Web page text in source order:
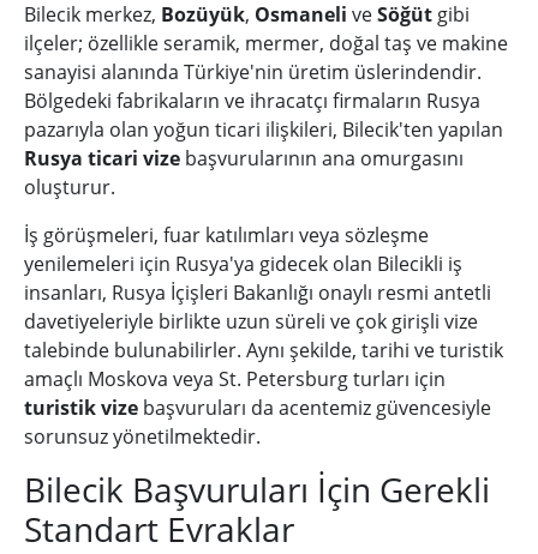
Bilecik merkez, Bozüyük, Osmaneli veSöğüt gibi
ilçeler; özellikle seramik, mermer, doğal taş ve makine
sanayisi alanında Türkiye'nin üretim üslerindendir.
Bölgedeki fabrikaların ve ihracatçı firmaların Rusya
pazarıyla olan yoğun ticari ilişkileri, Bilecik'ten yapılan
Rusya ticari vize başvurularının ana omurgasını
oluşturur.
İş görüşmeleri, fuar katılımları veya sözleşme
yenilemeleri için Rusya'ya gidecek olan Bilecikli iş
insanları, Rusya İçişleri Bakanlığı onaylı resmi antetli
davetiyeleriyle birlikte uzun süreli ve çok girişli vize
talebinde bulunabilirler. Aynı şekilde, tarihi ve turistik
amaçlı Moskova veya St. Petersburg turları için
turistik vize başvuruları da acentemiz güvencesiyle
sorunsuz yönetilmektedir.
Bilecik Başvuruları İçin Gerekli
Standart Evraklar